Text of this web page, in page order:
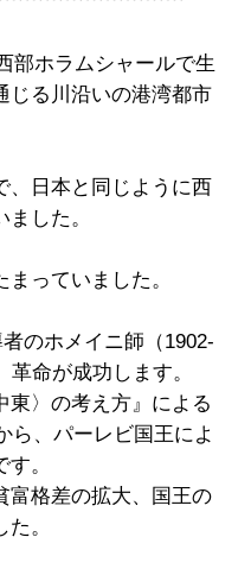
部ホラムシャールで生
じる川沿いの港湾都市
日本と同じように西
した。
っていました。
のホメイニ師（1902-
命が成功します。
〉の考え方』による
ら、パーレビ国王によ
。
格差の拡大、国王の
。